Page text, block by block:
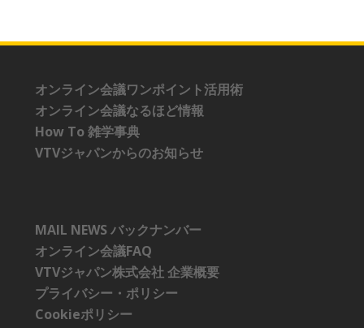
オンライン会議ワンポイント活用術
オンライン会議なるほど情報
How To 雑学事典
VTVジャパンからのお知らせ
MAIL NEWS バックナンバー
オンライン会議FAQ
VTVジャパン株式会社 企業概要
プライバシー・ポリシー
Cookieポリシー